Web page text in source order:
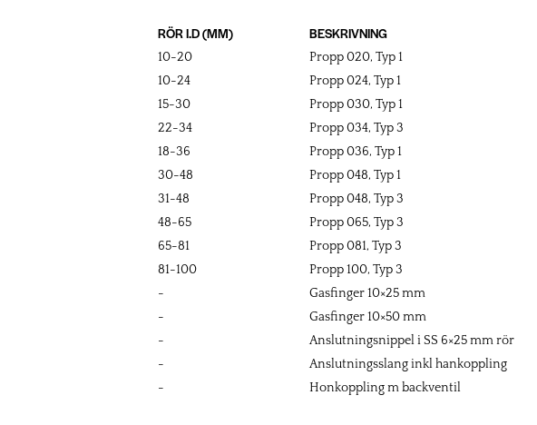
RÖR I.D (MM)
10-20
10-24
15-30
22-34
18-36
30-48
31-48
48-65
65-81
81-100
-
-
-
-
-
BESKRIVNING
Propp 020, Typ 1
Propp 024, Typ 1
Propp 030, Typ 1
Propp 034, Typ 3
Propp 036, Typ 1
Propp 048, Typ 1
Propp 048, Typ 3
Propp 065, Typ 3
Propp 081, Typ 3
Propp 100, Typ 3
Gasfinger 10×25 mm
Gasfinger 10×50 mm
Anslutningsnippel i SS 6×25 mm rör
Anslutningsslang inkl hankoppling
Honkoppling m backventil